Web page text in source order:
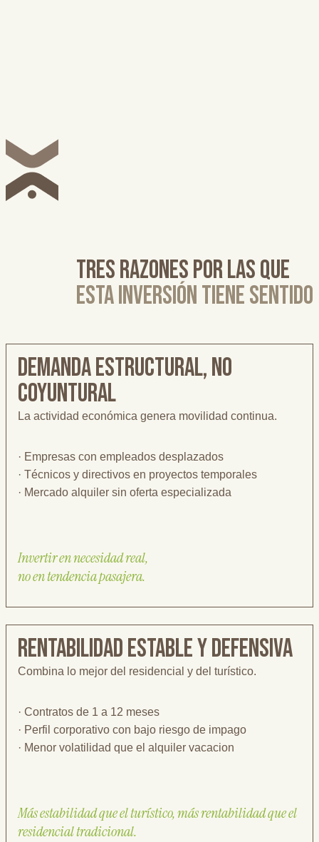
Tres razones por las que
esta inversión tiene sentido
Demanda estructural, no
coyuntural
La actividad económica genera movilidad continua.
· Empresas con empleados desplazados
· Técnicos y directivos en proyectos temporales
· Mercado alquiler sin oferta especializada
Invertir en necesidad real,
no en tendencia pasajera.
RENTABILIDAD ESTABLE Y DEFENSIVA
Combina lo mejor del residencial y del turístico.
· Contratos de 1 a 12 meses
· Perfil corporativo con bajo riesgo de impago
· Menor volatilidad que el alquiler vacacion
Más estabilidad que el turístico, más rentabilidad que el
residencial tradicional.